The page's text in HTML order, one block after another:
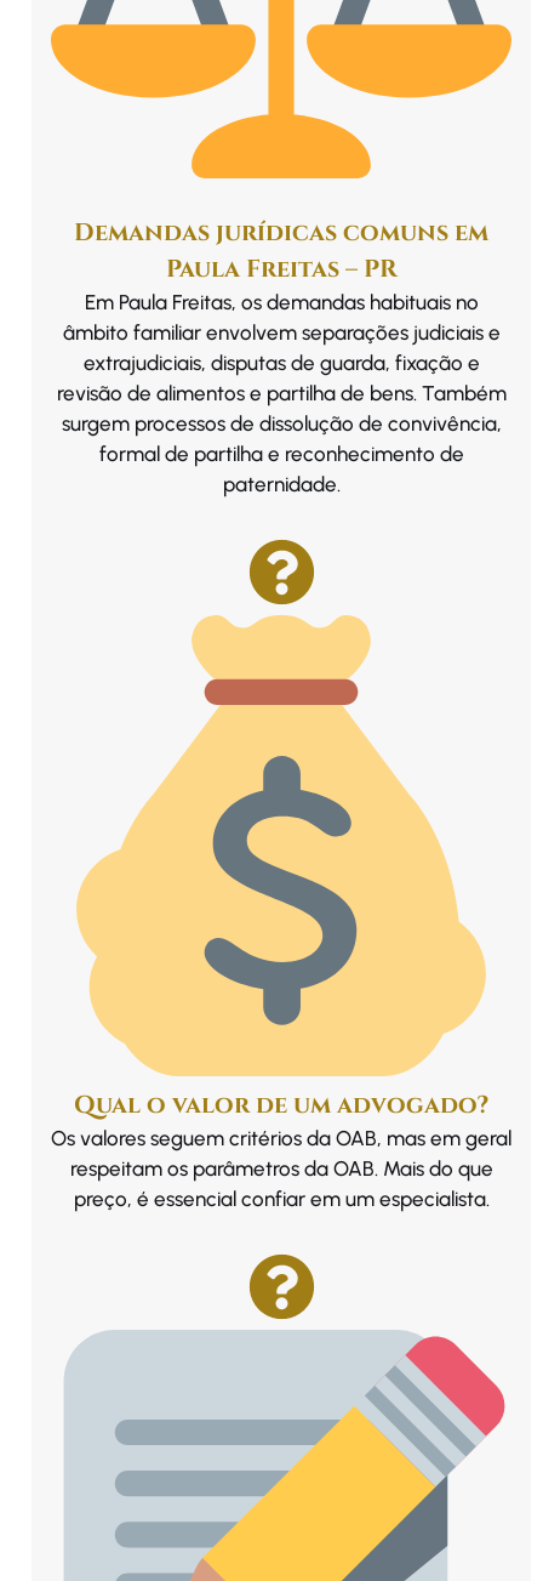
Demandas jurídicas comuns em
Paula Freitas – PR
Em Paula Freitas, os demandas habituais no
âmbito familiar envolvem separações judiciais e
extrajudiciais, disputas de guarda, fixação e
revisão de alimentos e partilha de bens. Também
surgem processos de dissolução de convivência,
formal de partilha e reconhecimento de
paternidade.
Qual o valor de um advogado?
Os valores seguem critérios da OAB, mas em geral
respeitam os parâmetros da OAB. Mais do que
preço, é essencial confiar em um especialista.